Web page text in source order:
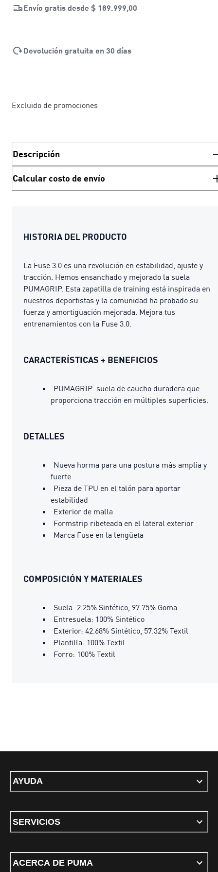
Envío gratis desde $ 189.999,00
Devolución gratuita en 30 días
Excluido de promociones
Descripción
Calcular costo de envío
HISTORIA DEL PRODUCTO
La Fuse 3.0 es una revolución en estabilidad, ajuste y
tracción. Hemos ensanchado y mejorado la suela
PUMAGRIP. Esta zapatilla de training está inspirada en
nuestros deportistas y la comunidad ha probado su
fuerza y amortiguación mejorada. Mejora tus
entrenamientos con la Fuse 3.0.
CARACTERÍSTICAS + BENEFICIOS
PUMAGRIP: suela de caucho duradera que
proporciona tracción en múltiples superficies.
DETALLES
Nueva horma para una postura más amplia y
fuerte
Pieza de TPU en el talón para aportar
estabilidad
Exterior de malla
Formstrip ribeteada en el lateral exterior
Marca Fuse en la lengüeta
COMPOSICIÓN Y MATERIALES
Suela: 2.25% Sintético, 97.75% Goma
Entresuela: 100% Sintético
Exterior: 42.68% Sintético, 57.32% Textil
Plantilla: 100% Textil
Forro: 100% Textil
AYUDA
SERVICIOS
ACERCA DE PUMA